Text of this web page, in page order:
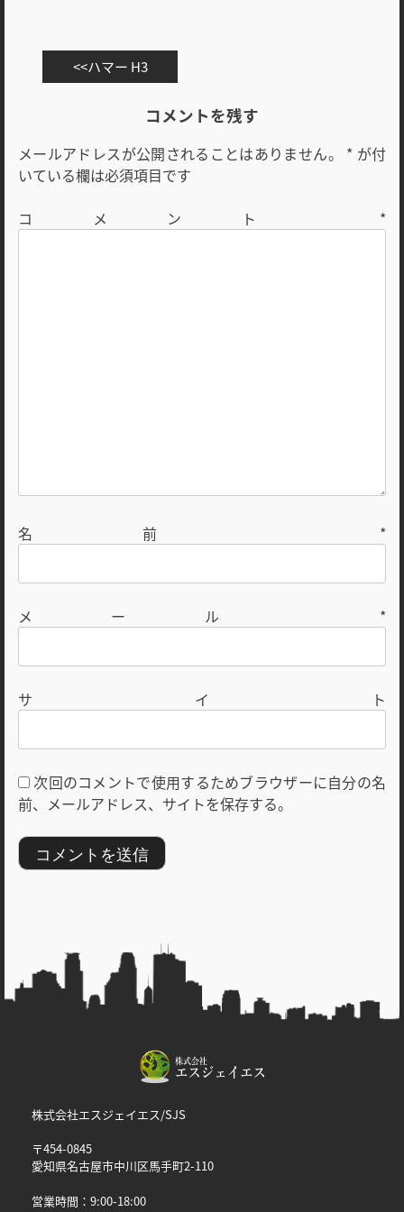
稿
ゲ
ー
ョ
ハマー H3
コメントを残す
メールアドレスが公開されることはありません。 * が付
いている欄は必須項目です
コメント *
名前 *
メール *
サイト
次回のコメントで使用するためブラウザーに自分の名
前、メールアドレス、サイトを保存する。
株式会社エスジェイエス/SJS
〒454-0845
愛知県名古屋市中川区馬手町2-110
営業時間：9:00-18:00